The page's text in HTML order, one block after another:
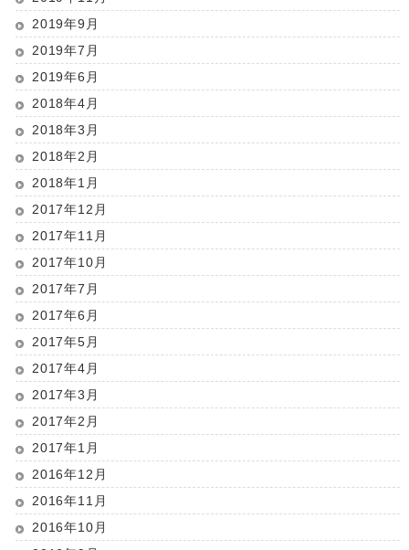
2019年9月
2019年7月
2019年6月
2018年4月
2018年3月
2018年2月
2018年1月
2017年12月
2017年11月
2017年10月
2017年7月
2017年6月
2017年5月
2017年4月
2017年3月
2017年2月
2017年1月
2016年12月
2016年11月
2016年10月